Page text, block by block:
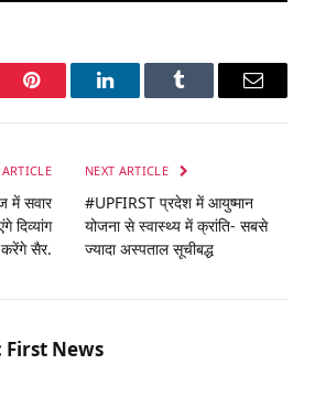
Pinterest LinkedInTumblr Email
में सवार
दिव्यांग
सैर.
NEXT ARTICLE
#UPFIRST प्रदेश में आयुष्‍मान
योजना से स्वास्थ्य में क्रांति- सबसे
ज्यादा अस्पताल सूचीबद्ध
First News